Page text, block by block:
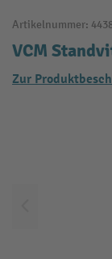
Artikelnummer:
VCM
Zur